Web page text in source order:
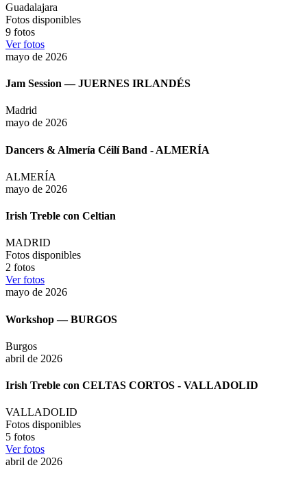
Guadalajara
Fotos disponibles
9 fotos
Ver fotos
mayo de 2026
Jam Session — JUERNES IRLANDÉS
Madrid
mayo de 2026
Dancers & Almería Céilí Band - ALMERÍA
ALMERÍA
mayo de 2026
Irish Treble con Celtian
MADRID
Fotos disponibles
2 fotos
Ver fotos
mayo de 2026
Workshop — BURGOS
Burgos
abril de 2026
Irish Treble con CELTAS CORTOS - VALLADOLID
VALLADOLID
Fotos disponibles
5 fotos
Ver fotos
abril de 2026